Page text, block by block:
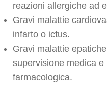
reazioni allergiche ad
Gravi malattie
infarto o ictus.
Gravi malattie
supervisione medica
farmacologica.